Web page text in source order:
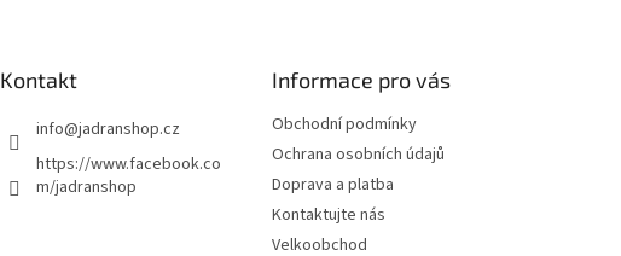
Kontakt
info@jadranshop.cz
https://www.facebook.co
m/jadranshop
Informace pro vás
Obchodní podmínky
Ochrana osobních údajů
Doprava a platba
Kontaktujte nás
Velkoobchod